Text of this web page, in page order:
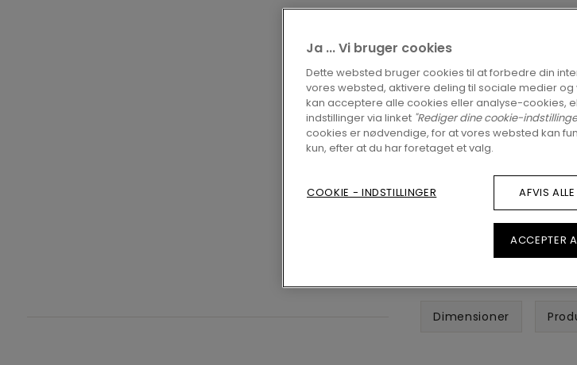
Dimensioner
Ja ... Vi bruger cookies
Dette websted bruger cookies til at forbedre din
vores websted, aktivere deling til sociale medier
kan acceptere alle cookies eller analyse-cookies,
indstillinger via linket "Rediger dine cookie-
cookies er nødvendige, for at vores websted kan
kun, efter at du har foretaget et valg.
COOKIE - INDSTILLINGER AFVIS ALLE
ACCEPTER